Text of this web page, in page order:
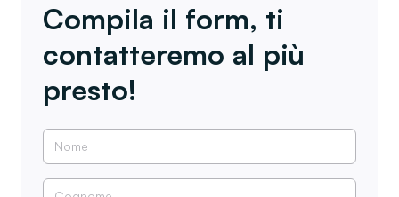
Compila il form, ti
contatteremo al più
presto!